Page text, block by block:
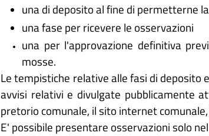
una di deposito al fine di permetterne
una fase per ricevere le osservazioni
una per l'approvazione definitiva
mosse.
Le tempistiche relative alle fasi di deposito
avvisi relativi e divulgate pubblicamente
pretorio comunale, il sito internet comunale,
E' possibile presentare osservazioni solo